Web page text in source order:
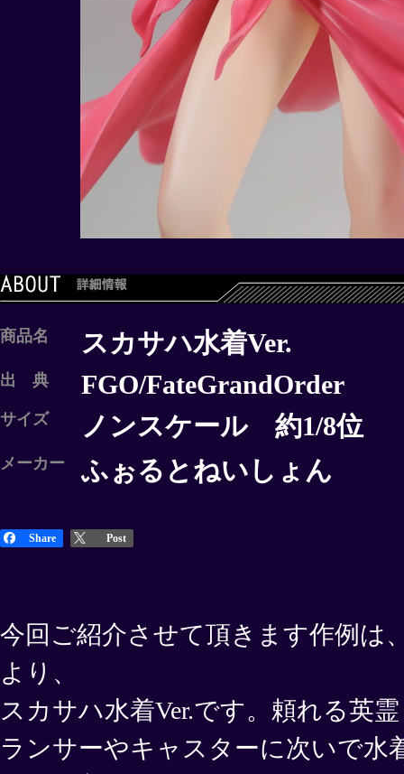
商品名 スカサハ水着Ver.
出 典 FGO/FateGrandOrder
サイズ ノンスケール 約1/8位
メーカー ふぉるとねいしょん
Share Post
今回ご紹介させて頂きます作例は
より、
スカサハ水着Ver.です。頼れる英
ランサーやキャスターに次いで水